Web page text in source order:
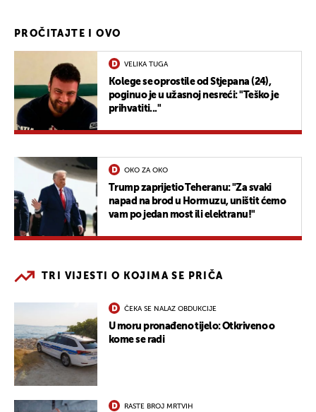
PROČITAJTE I OVO
VELIKA TUGA
Kolege se oprostile od Stjepana (24),
poginuo je u užasnoj nesreći: "Teško je
prihvatiti..."
OKO ZA OKO
Trump zaprijetio Teheranu: "Za svaki
napad na brod u Hormuzu, uništit ćemo
vam po jedan most ili elektranu!"
TRI VIJESTI O KOJIMA SE PRIČA
ČEKA SE NALAZ OBDUKCIJE
U moru pronađeno tijelo: Otkriveno o
kome se radi
RASTE BROJ MRTVIH